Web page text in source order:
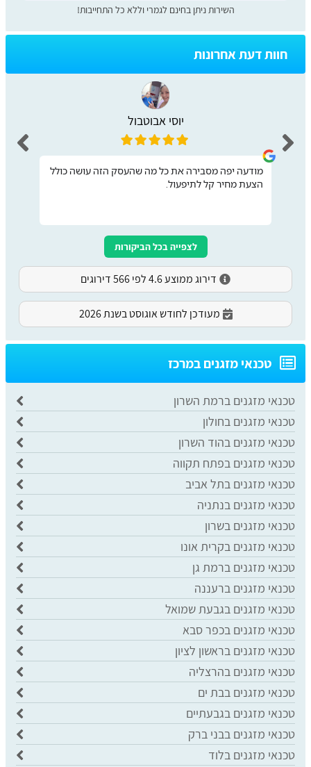
השירות ניתן בחינם לגמרי וללא כל התחייבות!
חוות דעת אחרונות
יוסי אבוטבול
מודעה יפה מסבירה את כל מה שהעסק הזה עושה כולל
הצעת מחיר קל לתיפעול.
לצפייה בכל הביקורות
דירוג ממוצע 4.6 לפי 566 דירוגים
מעודכן לחודש אוגוסט בשנת 2026
​טכנאי מזגנים במרכז
טכנאי מזגנים ברמת השרון
טכנאי מזגנים בחולון
טכנאי מזגנים בהוד השרון
טכנאי מזגנים בפתח תקווה
טכנאי מזגנים בתל אביב
טכנאי מזגנים בנתניה
טכנאי מזגנים בשרון
טכנאי מזגנים בקרית אונו
טכנאי מזגנים ברמת גן
טכנאי מזגנים ברעננה
טכנאי מזגנים בגבעת שמואל
טכנאי מזגנים בכפר סבא
טכנאי מזגנים בראשון לציון
טכנאי מזגנים בהרצליה
טכנאי מזגנים בבת ים
טכנאי מזגנים בגבעתיים
טכנאי מזגנים בבני ברק
טכנאי מזגנים בלוד